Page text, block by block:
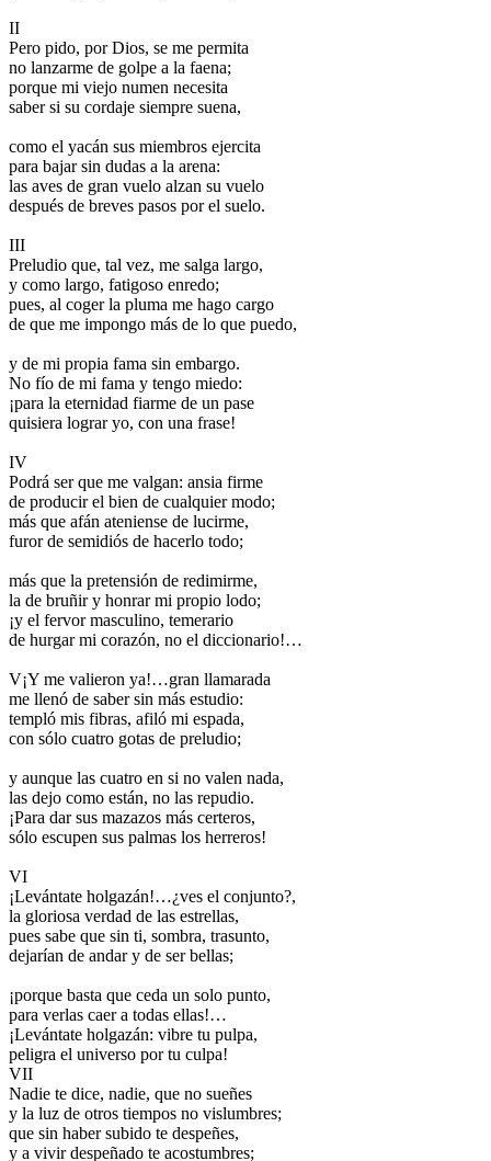
II
Pero pido, por Dios, se me permita
no lanzarme de golpe a la faena;
porque mi viejo numen necesita
saber si su cordaje siempre suena,
como el yacán sus miembros ejercita
para bajar sin dudas a la arena:
las aves de gran vuelo alzan su vuelo
después de breves pasos por el suelo.
III
Preludio que, tal vez, me salga largo,
y como largo, fatigoso enredo;
pues, al coger la pluma me hago cargo
de que me impongo más de lo que puedo,
y de mi propia fama sin embargo.
No fío de mi fama y tengo miedo:
¡para la eternidad fiarme de un pase
quisiera lograr yo, con una frase!
IV
Podrá ser que me valgan: ansia firme
de producir el bien de cualquier modo;
más que afán ateniense de lucirme,
furor de semidiós de hacerlo todo;
más que la pretensión de redimirme,
la de bruñir y honrar mi propio lodo;
¡y el fervor masculino, temerario
de hurgar mi corazón, no el diccionario!…
V¡Y me valieron ya!…gran llamarada
me llenó de saber sin más estudio:
templó mis fibras, afiló mi espada,
con sólo cuatro gotas de preludio;
y aunque las cuatro en si no valen nada,
las dejo como están, no las repudio.
¡Para dar sus mazazos más certeros,
sólo escupen sus palmas los herreros!
VI
¡Levántate holgazán!…¿ves el conjunto?,
la gloriosa verdad de las estrellas,
pues sabe que sin ti, sombra, trasunto,
dejarían de andar y de ser bellas;
¡porque basta que ceda un solo punto,
para verlas caer a todas ellas!…
¡Levántate holgazán: vibre tu pulpa,
peligra el universo por tu culpa!
VII
Nadie te dice, nadie, que no sueñes
y la luz de otros tiempos no vislumbres;
que sin haber subido te despeñes,
y a vivir despeñado te acostumbres;